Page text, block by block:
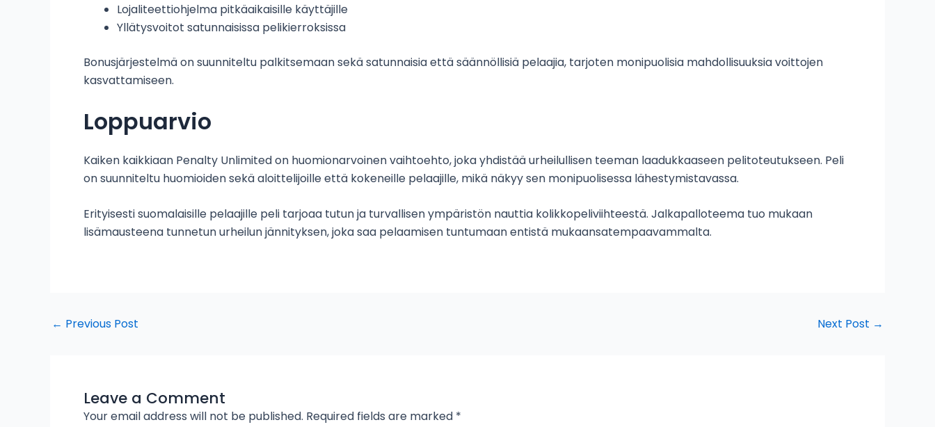
Lojaliteettiohjelma pitkäaikaisille käyttäjille
Yllätysvoitot satunnaisissa pelikierroksissa
Bonusjärjestelmä on suunniteltu palkitsemaan sekä satunnaisia että säännöllisiä pelaajia, tarjoten monipuolisia mahdollisuuksia voittojen
kasvattamiseen.
Loppuarvio
Kaiken kaikkiaan Penalty Unlimited on huomionarvoinen vaihtoehto, joka yhdistää urheilullisen teeman laadukkaaseen pelitoteutukseen. Peli
on suunniteltu huomioiden sekä aloittelijoille että kokeneille pelaajille, mikä näkyy sen monipuolisessa lähestymistavassa.
Erityisesti suomalaisille pelaajille peli tarjoaa tutun ja turvallisen ympäristön nauttia kolikkopeliviihteestä. Jalkapalloteema tuo mukaan
lisämausteena tunnetun urheilun jännityksen, joka saa pelaamisen tuntumaan entistä mukaansatempaavammalta.
← Previous Post Next Post →
Leave a Comment
Your email address will not be published. Required fields are marked *